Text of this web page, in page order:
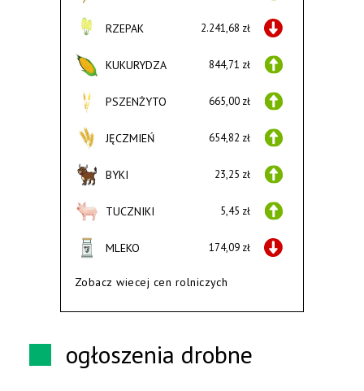
RZEPAK 2.241,68 zł
KUKURYDZA 844,71 zł
PSZENŻYTO 665,00 zł
JĘCZMIEŃ 654,82 zł
BYKI 23,25 zł
TUCZNIKI 5,45 zł
MLEKO 174,09 zł
Zobacz wiecej cen rolniczych
ogłoszenia drobne